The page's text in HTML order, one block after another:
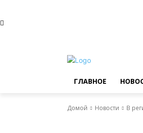
ГЛАВНОЕ
Домой Новости В